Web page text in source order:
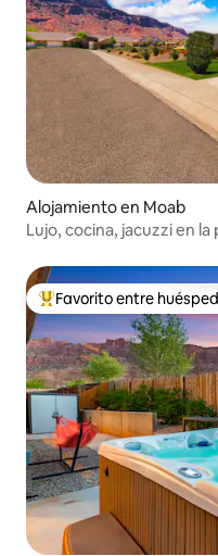
Alojamiento en Moab
Lujo, cocina, jacuzzi en la
Favorito entre
Favorito entre